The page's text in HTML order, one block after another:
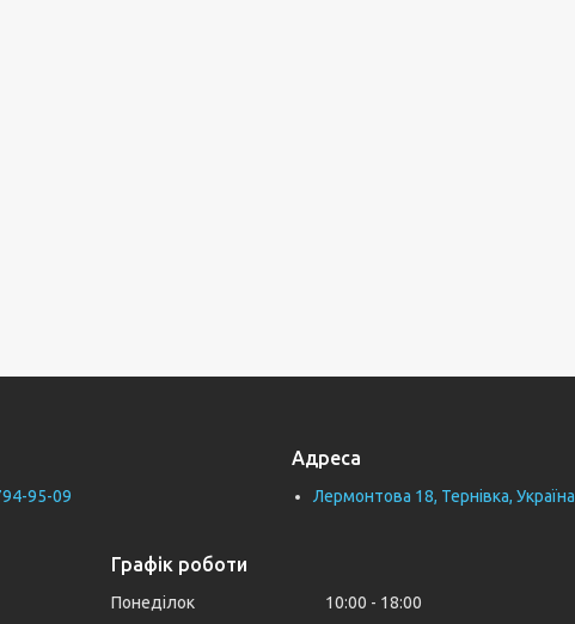
95-09
Адреса
Лермонтова 18, Тернівка, Україна
Графік роботи
Понеділок 10:00
18:00